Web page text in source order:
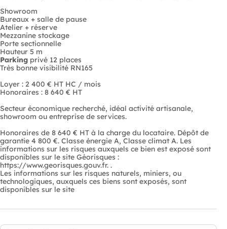
Showroom
Bureaux + salle de pause
Atelier + réserve
Mezzanine stockage
Porte sectionnelle
Hauteur 5 m
Parking privé 12 places
Très bonne visibilité RN165
Loyer : 2 400 € HT HC / mois
Honoraires : 8 640 € HT
Secteur économique recherché, idéal activité artisanale,
showroom ou entreprise de services.
Honoraires de 8 640 € HT à la charge du locataire. Dépôt de
garantie 4 800 €. Classe énergie A, Classe climat A. Les
informations sur les risques auxquels ce bien est exposé sont
disponibles sur le site Géorisques :
https://www.georisques.gouv.fr. .
Les informations sur les risques naturels, miniers, ou
technologiques, auxquels ces biens sont exposés, sont
disponibles sur le site